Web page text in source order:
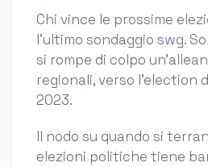
Chi vince le prossime
l'ultimo sondaggio swg.
si rompe di colpo
regionali, verso l’election
2023.
Il nodo su quando si
elezioni politiche tiene